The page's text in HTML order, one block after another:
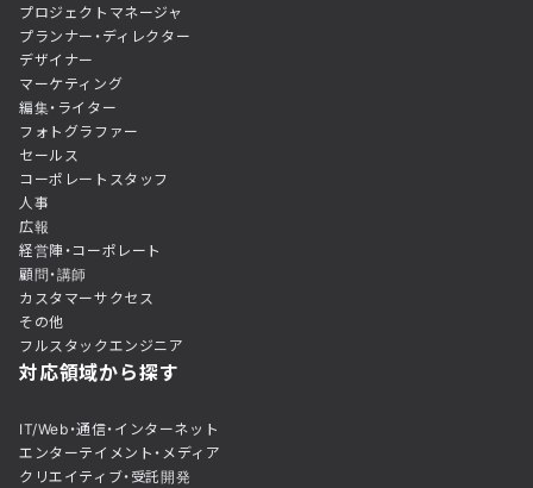
プロジェクトマネージャ
プランナー・ディレクター
デザイナー
マーケティング
編集・ライター
フォトグラファー
セールス
コーポレートスタッフ
人事
広報
経営陣・コーポレート
顧問・講師
カスタマーサクセス
その他
フルスタックエンジニア
対応領域から探す
IT/Web・通信・インターネット
エンターテイメント・メディア
クリエイティブ・受託開発